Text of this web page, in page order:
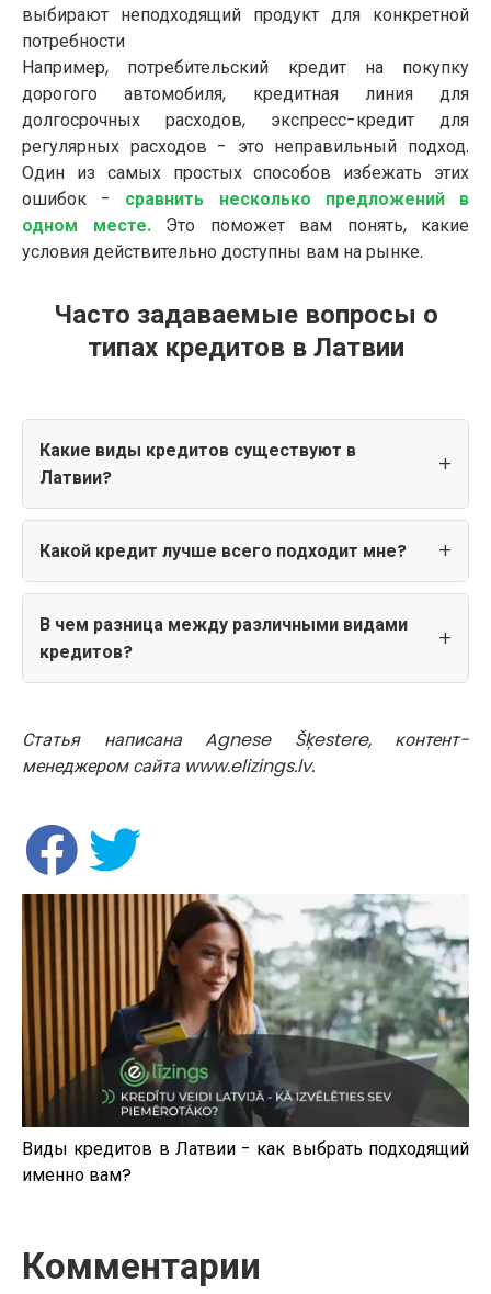
выбирают неподходящий продукт для конкретной
потребности
Например, потребительский кредит на покупку
дорогого автомобиля, кредитная линия для
долгосрочных расходов, экспресс-кредит для
регулярных расходов - это неправильный подход.
Один из самых простых способов избежать этих
ошибок - сравнить несколько предложений в
одном месте.Это поможет вам понять, какие
условия действительно доступны вам на рынке.
Часто задаваемые вопросы о
типах кредитов в Латвии
Какие виды кредитов существуют в
Латвии?
Какой кредит лучше всего подходит мне?
В чем разница между различными видами
кредитов?
Статья написана Agnese Šķestere, контент-
менеджером сайта www.elizings.lv.
Виды кредитов в Латвии - как выбрать подходящий
именно вам?
Комментарии